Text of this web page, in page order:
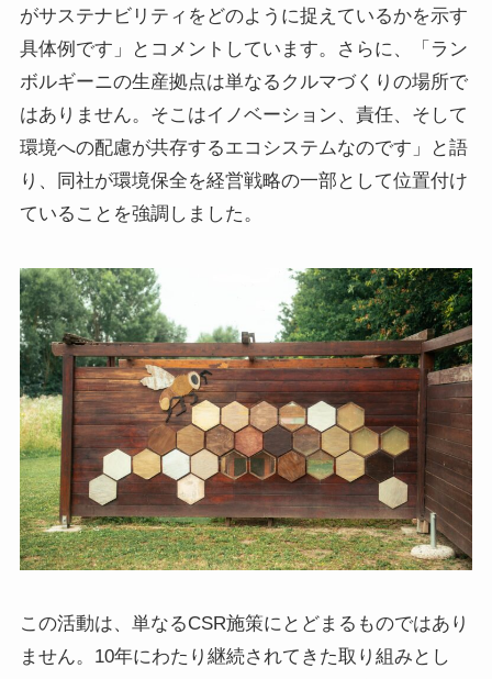
がサステナビリティをどのように捉えているかを示す
具体例です」とコメントしています。さらに、「ラン
ボルギーニの生産拠点は単なるクルマづくりの場所で
はありません。そこはイノベーション、責任、そして
環境への配慮が共存するエコシステムなのです」と語
り、同社が環境保全を経営戦略の一部として位置付け
ていることを強調しました。
この活動は、単なるCSR施策にとどまるものではあり
ません。10年にわたり継続されてきた取り組みとし